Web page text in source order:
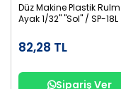
Düz Makine Plastik
Ayak 1/32" "Sol" / SP-18L
82,28 TL
Sipariş Ver